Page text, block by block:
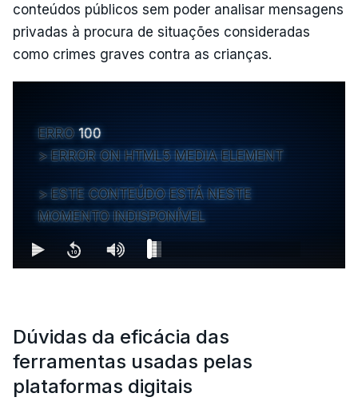
conteúdos públicos sem poder analisar mensagens
privadas à procura de situações consideradas
como crimes graves contra as crianças.
ERRO 100
ERROR ON HTML5 MEDIA ELEMENT
ESTE CONTEÚDO ESTÁ NESTE
MOMENTO INDISPONÍVEL
Dúvidas da eficácia das
ferramentas usadas pelas
plataformas digitais